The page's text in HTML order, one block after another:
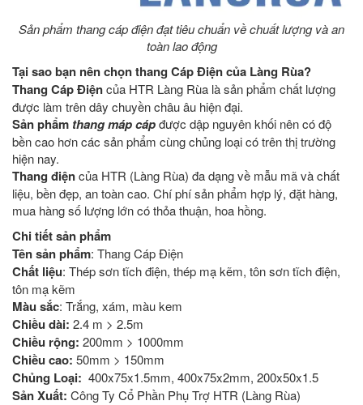
Sản phẩm thang cáp điện đạt tiêu chuẩn về chuất lượng và an
toàn lao động
Tại sao bạn nên chọn thang Cáp Điệncủa Làng Rùa?
Thang Cáp Điệncủa HTR Làng Rùa là sản phẩm chất lượng
được làm trên dây chuyền châu âu hiện đại.
Sản phẩm thang máp cápđược dập nguyên khối nên có độ
bền cao hơn các sản phẩm cùng chủng loại có trên thị trường
hiện nay.
Thang điệncủa HTR (Làng Rùa) đa dạng về mẫu mã và chất
liệu, bền đẹp, an toàn cao. Chí phí sản phẩm hợp lý, đặt hàng,
mua hàng số lượng lớn có thỏa thuận, hoa hồng.
Chi tiết sản phẩm
Tên sản phẩm: Thang Cáp Điện
Chất liệu: Thép sơn tĩch điện, thép mạ kẽm, tôn sơn tĩch điện,
tôn mạ kẽm
Màu sắc: Trắng, xám, màu kem
Chiều dài: 2.4 m > 2.5m
Chiều rộng: 200mm > 1000mm
Chiều cao: 50mm > 150mm
Chủng Loại: 400x75x1.5mm, 400x75x2mm, 200x50x1.5
Sản Xuất: Công Ty Cổ Phần Phụ Trợ HTR (Làng Rùa)